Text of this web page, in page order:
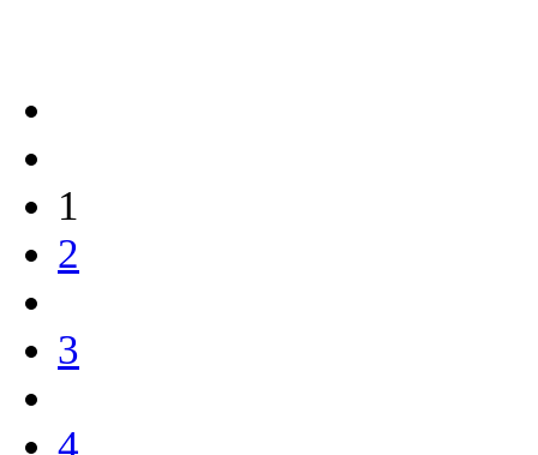
1
2
3